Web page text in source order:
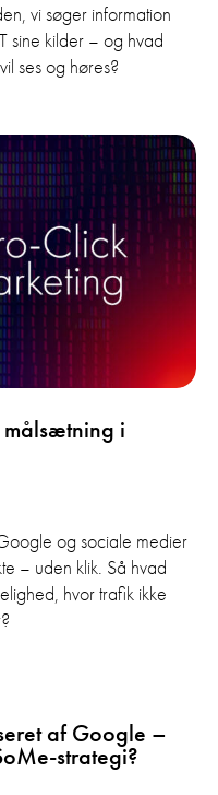
vi søger information
sine kilder – og hvad
ses og høres?
i
og sociale medier
– uden klik. Så hvad
hvor trafik ikke
af Google –
strategi?